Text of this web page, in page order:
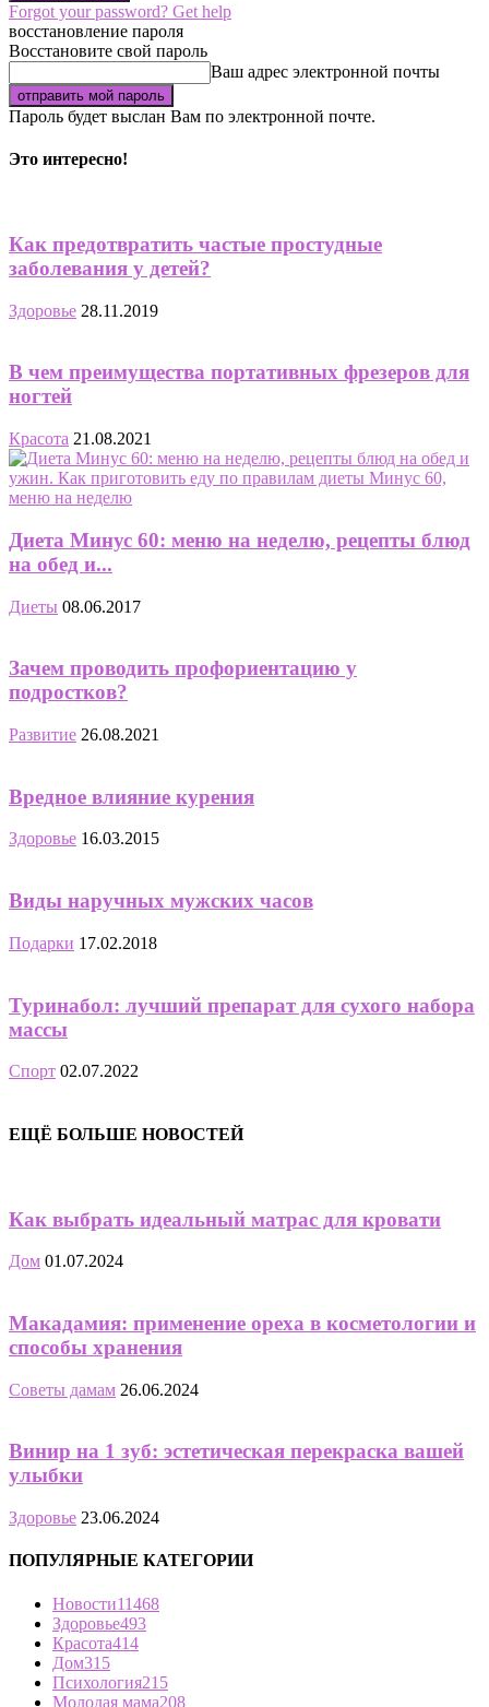
Forgot your password? Get help
восстановление пароля
Восстановите свой пароль
Ваш адрес электронной почты
Пароль будет выслан Вам по электронной почте.
Это интересно!
Как предотвратить частые простудные
заболевания у детей?
Здоровье 28.11.2019
В чем преимущества портативных фрезеров для
ногтей
Красота 21.08.2021
Диета Минус 60: меню на неделю, рецепты блюд
на обед и...
Диеты 08.06.2017
Зачем проводить профориентацию у
подростков?
Развитие 26.08.2021
Вредное влияние курения
Здоровье 16.03.2015
Виды наручных мужских часов
Подарки 17.02.2018
Туринабол: лучший препарат для сухого набора
массы
Спорт 02.07.2022
ЕЩЁ БОЛЬШЕ НОВОСТЕЙ
Как выбрать идеальный матрас для кровати
Дом 01.07.2024
Макадамия: применение ореха в косметологии и
способы хранения
Советы дамам 26.06.2024
Винир на 1 зуб: эстетическая перекраска вашей
улыбки
Здоровье 23.06.2024
ПОПУЛЯРНЫЕ КАТЕГОРИИ
Новости11468
Здоровье493
Красота414
Дом315
Психология215
Молодая мама208